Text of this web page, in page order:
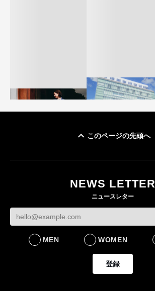
ケットなど7型を発売
FASHION
このページの先頭へ
NEWS LETTER
ニュースレター
MEN WOMEN
登録